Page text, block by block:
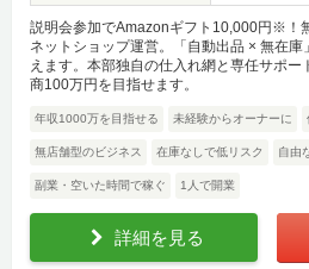
説明会参加でAmazonギフト10,000円※！
ネットショップ運営。「自動出品 × 無在
えます。本部独自の仕入れ網と専任サポー
商100万円を目指せます。
年収1000万を目指せる 未経験からオーナーに
無店舗型のビジネス 在庫なしで低リスク 自由
副業・空いた時間で稼ぐ 1人で開業
詳細を見る